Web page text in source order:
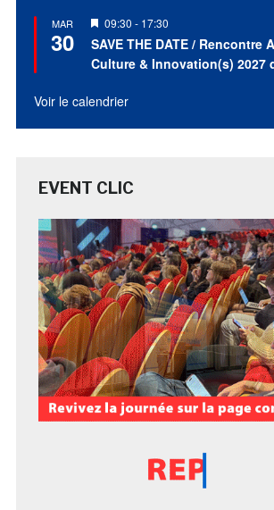
MAR
30
Mis
en
avant
09:30 - 17:30
SAVE THE DATE / Rencontre
Culture & Innovation(s) 2027
Voir le calendrier
EVENT CLIC